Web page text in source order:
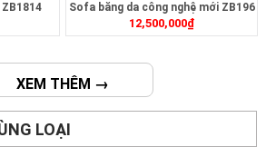
Sofa băng da công nghệ mới ZB196
12,500,000₫
XEM THÊM →
LOẠI